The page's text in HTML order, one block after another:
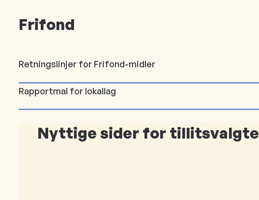
Frifond
Retningslinjer for Frifond-midler
Rapportmal for lokallag
Nyttige sider for tillitsvalgte